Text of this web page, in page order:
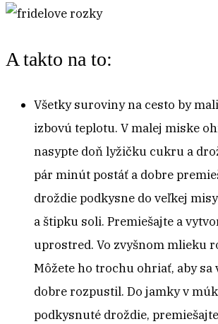
A takto na to:
Všetky suroviny na cesto by
izbovú teplotu. V malej miske
nasypte doň lyžičku cukru a
pár minút postáť a dobre
droždie podkysne do veľkej
a štipku soli. Premiešajte a
uprostred. Vo zvyšnom mlieku
Môžete ho trochu ohriať, aby sa
dobre rozpustil. Do jamky v
podkysnuté droždie,